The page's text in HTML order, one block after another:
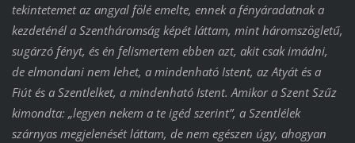
tekintetemet az angyal fölé emelte, ennek a fényáradatnak a
kezdeténél a Szentháromság képét láttam, mint háromszögletű,
sugárzó fényt, és én felismertem ebben azt, akit csak imádni,
de elmondani nem lehet, a mindenható Istent, az Atyát és a
Fiút és a Szentlelket, a mindenható Istent. Amikor a Szent Szűz
kimondta: „legyen nekem a te igéd szerint”, a Szentlélek
szárnyas megjelenését láttam, de nem egészen úgy, ahogyan